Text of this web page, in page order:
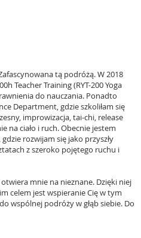
tą podróżą. W 2018
Teacher Training (RYT-200 Yoga
do nauczania. Ponadto
Department, gdzie szkoliłam się
improwizacja, tai-chi, release
na ciało i ruch. Obecnie jestem
rozwijam się jako przyszły
z szeroko pojętego ruchu i
mnie na nieznane. Dzięki niej
celem jest wspieranie Cię w tym
wspólnej podróży w głąb siebie. Do